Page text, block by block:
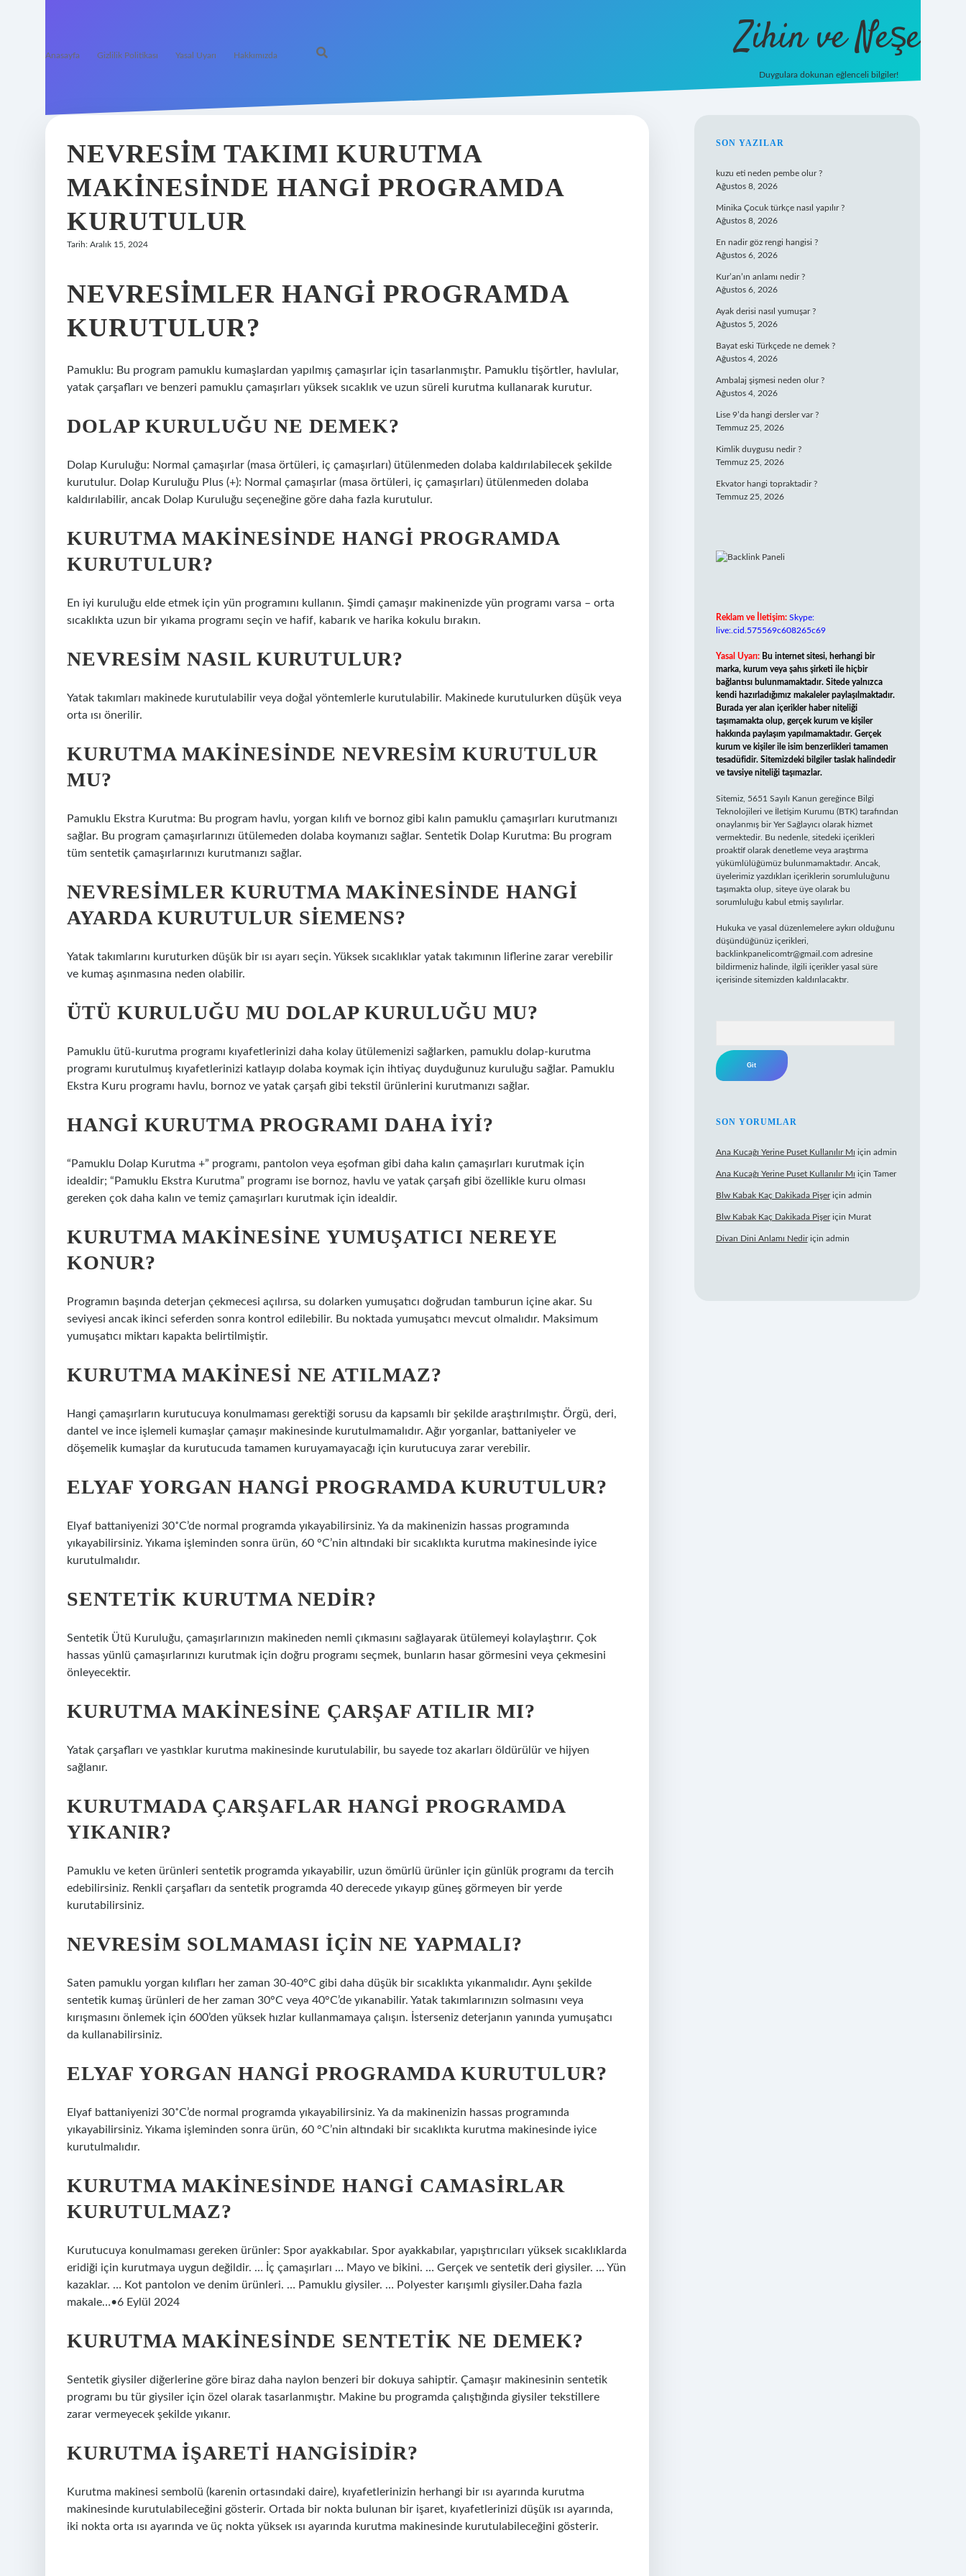
Anasayfa Gizlilik Politikası Yasal Uyarı Hakkımızda Zihin ve Neşe
Duygulara dokunan eğlenceli bilgiler!
NEVRESIM TAKIMI KURUTMA
MAKINESINDE HANGI PROGRAMDA
KURUTULUR
Tarih: Aralık 15, 2024
NEVRESIMLER HANGI PROGRAMDA
KURUTULUR?
Pamuklu: Bu program pamuklu kumaşlardan yapılmış çamaşırlar için tasarlanmıştır. Pamuklu tişörtler, havlular,
yatak çarşafları ve benzeri pamuklu çamaşırları yüksek sıcaklık ve uzun süreli kurutma kullanarak kurutur.
DOLAP KURULUĞU NE DEMEK?
Dolap Kuruluğu: Normal çamaşırlar (masa örtüleri, iç çamaşırları) ütülenmeden dolaba kaldırılabilecek şekilde
kurutulur. Dolap Kuruluğu Plus (+): Normal çamaşırlar (masa örtüleri, iç çamaşırları) ütülenmeden dolaba
kaldırılabilir, ancak Dolap Kuruluğu seçeneğine göre daha fazla kurutulur.
KURUTMA MAKINESINDE HANGI PROGRAMDA
KURUTULUR?
En iyi kuruluğu elde etmek için yün programını kullanın. Şimdi çamaşır makinenizde yün programı varsa – orta
sıcaklıkta uzun bir yıkama programı seçin ve hafif, kabarık ve harika kokulu bırakın.
NEVRESIM NASIL KURUTULUR?
Yatak takımları makinede kurutulabilir veya doğal yöntemlerle kurutulabilir. Makinede kurutulurken düşük veya
orta ısı önerilir.
KURUTMA MAKINESINDE NEVRESIM KURUTULUR
MU?
Pamuklu Ekstra Kurutma: Bu program havlu, yorgan kılıfı ve bornoz gibi kalın pamuklu çamaşırları kurutmanızı
sağlar. Bu program çamaşırlarınızı ütülemeden dolaba koymanızı sağlar. Sentetik Dolap Kurutma: Bu program
tüm sentetik çamaşırlarınızı kurutmanızı sağlar.
NEVRESIMLER KURUTMA MAKINESINDE HANGI
AYARDA KURUTULUR SIEMENS?
Yatak takımlarını kuruturken düşük bir ısı ayarı seçin. Yüksek sıcaklıklar yatak takımının liflerine zarar verebilir
ve kumaş aşınmasına neden olabilir.
ÜTÜ KURULUĞU MU DOLAP KURULUĞU MU?
Pamuklu ütü-kurutma programı kıyafetlerinizi daha kolay ütülemenizi sağlarken, pamuklu dolap-kurutma
programı kurutulmuş kıyafetlerinizi katlayıp dolaba koymak için ihtiyaç duyduğunuz kuruluğu sağlar. Pamuklu
Ekstra Kuru programı havlu, bornoz ve yatak çarşafı gibi tekstil ürünlerini kurutmanızı sağlar.
HANGI KURUTMA PROGRAMI DAHA IYI?
“Pamuklu Dolap Kurutma +” programı, pantolon veya eşofman gibi daha kalın çamaşırları kurutmak için
idealdir; “Pamuklu Ekstra Kurutma” programı ise bornoz, havlu ve yatak çarşafı gibi özellikle kuru olması
gereken çok daha kalın ve temiz çamaşırları kurutmak için idealdir.
KURUTMA MAKINESINE YUMUŞATICI NEREYE
KONUR?
Programın başında deterjan çekmecesi açılırsa, su dolarken yumuşatıcı doğrudan tamburun içine akar. Su
seviyesi ancak ikinci seferden sonra kontrol edilebilir. Bu noktada yumuşatıcı mevcut olmalıdır. Maksimum
yumuşatıcı miktarı kapakta belirtilmiştir.
KURUTMA MAKINESI NE ATILMAZ?
Hangi çamaşırların kurutucuya konulmaması gerektiği sorusu da kapsamlı bir şekilde araştırılmıştır. Örgü, deri,
dantel ve ince işlemeli kumaşlar çamaşır makinesinde kurutulmamalıdır. Ağır yorganlar, battaniyeler ve
döşemelik kumaşlar da kurutucuda tamamen kuruyamayacağı için kurutucuya zarar verebilir.
ELYAF YORGAN HANGI PROGRAMDA KURUTULUR?
Elyaf battaniyenizi 30˚C’de normal programda yıkayabilirsiniz. Ya da makinenizin hassas programında
yıkayabilirsiniz. Yıkama işleminden sonra ürün, 60 °C’nin altındaki bir sıcaklıkta kurutma makinesinde iyice
kurutulmalıdır.
SENTETIK KURUTMA NEDIR?
Sentetik Ütü Kuruluğu, çamaşırlarınızın makineden nemli çıkmasını sağlayarak ütülemeyi kolaylaştırır. Çok
hassas yünlü çamaşırlarınızı kurutmak için doğru programı seçmek, bunların hasar görmesini veya çekmesini
önleyecektir.
KURUTMA MAKINESINE ÇARŞAF ATILIR MI?
Yatak çarşafları ve yastıklar kurutma makinesinde kurutulabilir, bu sayede toz akarları öldürülür ve hijyen
sağlanır.
KURUTMADA ÇARŞAFLAR HANGI PROGRAMDA
YIKANIR?
Pamuklu ve keten ürünleri sentetik programda yıkayabilir, uzun ömürlü ürünler için günlük programı da tercih
edebilirsiniz. Renkli çarşafları da sentetik programda 40 derecede yıkayıp güneş görmeyen bir yerde
kurutabilirsiniz.
NEVRESIM SOLMAMASI IÇIN NE YAPMALI?
Saten pamuklu yorgan kılıfları her zaman 30-40°C gibi daha düşük bir sıcaklıkta yıkanmalıdır. Aynı şekilde
sentetik kumaş ürünleri de her zaman 30°C veya 40°C’de yıkanabilir. Yatak takımlarınızın solmasını veya
kırışmasını önlemek için 600’den yüksek hızlar kullanmamaya çalışın. İsterseniz deterjanın yanında yumuşatıcı
da kullanabilirsiniz.
ELYAF YORGAN HANGI PROGRAMDA KURUTULUR?
Elyaf battaniyenizi 30˚C’de normal programda yıkayabilirsiniz. Ya da makinenizin hassas programında
yıkayabilirsiniz. Yıkama işleminden sonra ürün, 60 °C’nin altındaki bir sıcaklıkta kurutma makinesinde iyice
kurutulmalıdır.
KURUTMA MAKINESINDE HANGI CAMASIRLAR
KURUTULMAZ?
Kurutucuya konulmaması gereken ürünler: Spor ayakkabılar. Spor ayakkabılar, yapıştırıcıları yüksek sıcaklıklarda
eridiği için kurutmaya uygun değildir. … İç çamaşırları … Mayo ve bikini. … Gerçek ve sentetik deri giysiler. … Yün
kazaklar. … Kot pantolon ve denim ürünleri. … Pamuklu giysiler. … Polyester karışımlı giysiler.Daha fazla
makale…•6 Eylül 2024
KURUTMA MAKINESINDE SENTETIK NE DEMEK?
Sentetik giysiler diğerlerine göre biraz daha naylon benzeri bir dokuya sahiptir. Çamaşır makinesinin sentetik
programı bu tür giysiler için özel olarak tasarlanmıştır. Makine bu programda çalıştığında giysiler tekstillere
zarar vermeyecek şekilde yıkanır.
KURUTMA IŞARETI HANGISIDIR?
Kurutma makinesi sembolü (karenin ortasındaki daire), kıyafetlerinizin herhangi bir ısı ayarında kurutma
makinesinde kurutulabileceğini gösterir. Ortada bir nokta bulunan bir işaret, kıyafetlerinizi düşük ısı ayarında,
iki nokta orta ısı ayarında ve üç nokta yüksek ısı ayarında kurutma makinesinde kurutulabileceğini gösterir.
SIDEBAR
SON YAZILAR
kuzu eti neden pembe olur ?
Ağustos 8, 2026
Minika Çocuk türkçe nasıl yapılır ?
Ağustos 8, 2026
En nadir göz rengi hangisi ?
Ağustos 6, 2026
Kur’an’ın anlamı nedir ?
Ağustos 6, 2026
Ayak derisi nasıl yumuşar ?
Ağustos 5, 2026
Bayat eski Türkçede ne demek ?
Ağustos 4, 2026
Ambalaj şişmesi neden olur ?
Ağustos 4, 2026
Lise 9’da hangi dersler var ?
Temmuz 25, 2026
Kimlik duygusu nedir ?
Temmuz 25, 2026
Ekvator hangi topraktadir ?
Temmuz 25, 2026
Reklam ve İletişim: Skype:
live:.cid.575569c608265c69
Yasal Uyarı: Bu internet sitesi, herhangi bir
marka, kurum veya şahıs şirketi ile hiçbir
bağlantısı bulunmamaktadır. Sitede yalnızca
kendi hazırladığımız makaleler paylaşılmaktadır.
Burada yer alan içerikler haber niteliği
taşımamakta olup, gerçek kurum ve kişiler
hakkında paylaşım yapılmamaktadır. Gerçek
kurum ve kişiler ile isim benzerlikleri tamamen
tesadüfidir. Sitemizdeki bilgiler taslak halindedir
ve tavsiye niteliği taşımazlar.
Sitemiz, 5651 Sayılı Kanun gereğince Bilgi
Teknolojileri ve İletişim Kurumu (BTK) tarafından
onaylanmış bir Yer Sağlayıcı olarak hizmet
vermektedir. Bu nedenle, sitedeki içerikleri
proaktif olarak denetleme veya araştırma
yükümlülüğümüz bulunmamaktadır. Ancak,
üyelerimiz yazdıkları içeriklerin sorumluluğunu
taşımakta olup, siteye üye olarak bu
sorumluluğu kabul etmiş sayılırlar.
Hukuka ve yasal düzenlemelere aykırı olduğunu
düşündüğünüz içerikleri,
backlinkpanelicomtr@gmail.com adresine
bildirmeniz halinde, ilgili içerikler yasal süre
içerisinde sitemizden kaldırılacaktır.
SON YORUMLAR
Ana Kucağı Yerine Puset Kullanılır Mı için admin
Ana Kucağı Yerine Puset Kullanılır Mı için Tamer
Blw Kabak Kaç Dakikada Pişeriçin admin
Blw Kabak Kaç Dakikada Pişeriçin Murat
Divan Dini Anlamı Nediriçin admin